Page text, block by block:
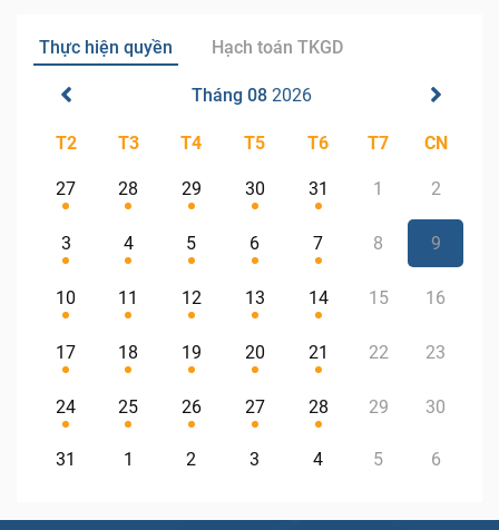
Thực hiện quyền Hạch toán TKGD
Tháng 08 2026
T2 T3 T4 T5 T6 T7 CN
27 28 29 30 31 1 2
3 4 5 6 7 8 9
10 11 12 13 14 15 16
17 18 19 20 21 22 23
24 25 26 27 28 29 30
31 1 2 3 4 5 6